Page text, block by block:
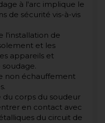
à l'arc implique le
de sécurité vis-à-vis
l'installation de
et les
appareils et
non échauffement
du corps du soudeur
en contact avec
du circuit de